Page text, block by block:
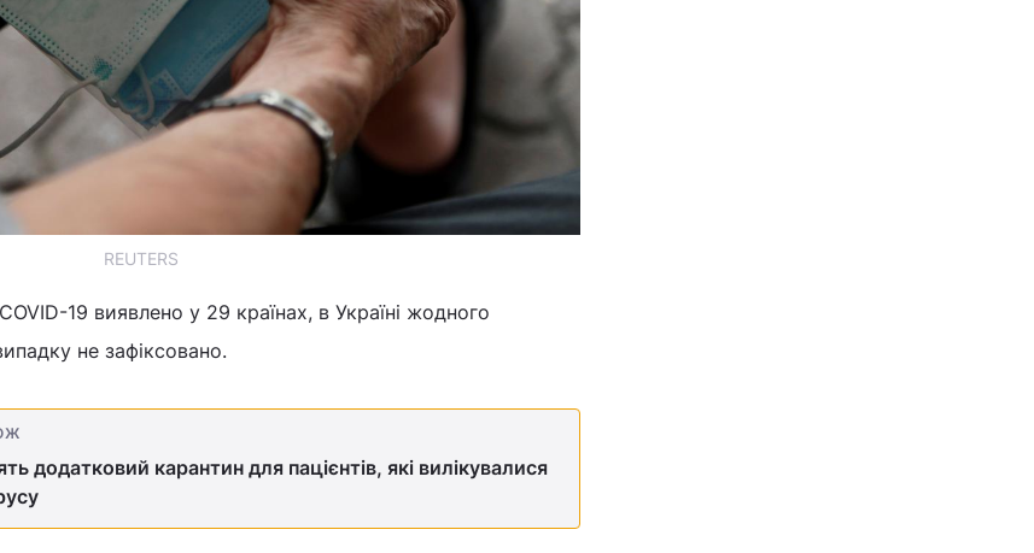
REUTERS
19 виявлено у 29 країнах, в Україні жодного
не зафіксовано.
додатковий карантин для пацієнтів, які вилікувалися